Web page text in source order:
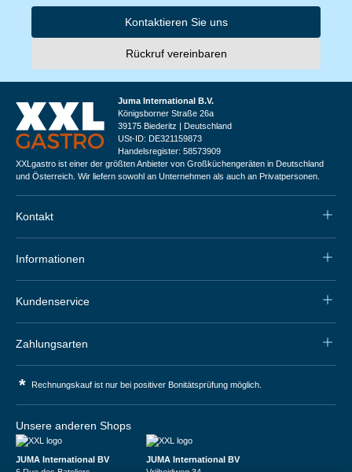
Kontaktieren Sie uns
Rückruf vereinbaren
Juma International B.V.
Königsborner Straße 26a
39175 Biederitz | Deutschland
USt-ID: DE321159873
Handelsregister: 58573909
XXLgastro ist einer der größten Anbieter von Großküchengeräten in Deutschland
und Österreich. Wir liefern sowohl an Unternehmen als auch an Privatpersonen.
Kontakt
Informationen
Kundenservice
Zahlungsarten
* Rechnungskauf ist nur bei positiver Bonitätsprüfung möglich.
Unsere anderen Shops
JUMA International BV
JUMA International BV